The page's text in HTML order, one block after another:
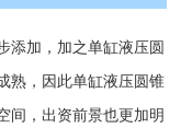
加，加之单缸液压圆
熟，因此单缸液压圆锥
间，出资前景也更加明